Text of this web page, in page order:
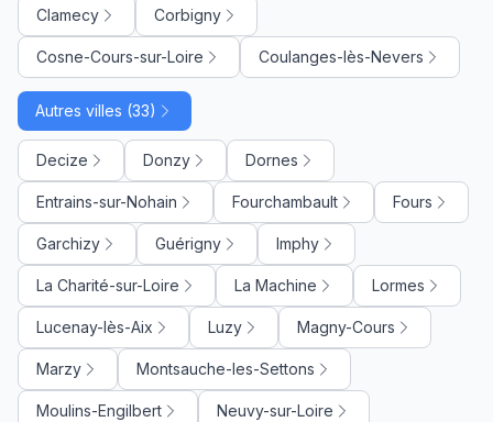
Clamecy Corbigny
Cosne-Cours-sur-Loire Coulanges-lès-Nevers
Autres villes (33)
Decize Donzy Dornes
Entrains-sur-Nohain Fourchambault Fours
Garchizy Guérigny Imphy
La Charité-sur-Loire La Machine Lormes
Lucenay-lès-Aix Luzy Magny-Cours
Marzy Montsauche-les-Settons
Moulins-Engilbert Neuvy-sur-Loire